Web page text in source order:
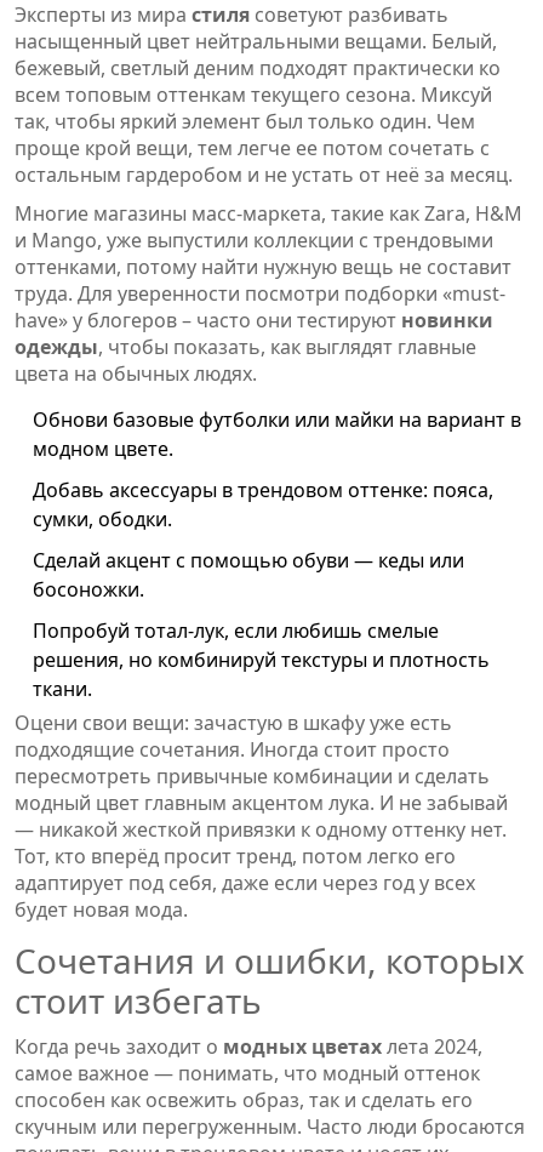
Эксперты из мира стиля советуют разбивать
насыщенный цвет нейтральными вещами. Белый,
бежевый, светлый деним подходят практически ко
всем топовым оттенкам текущего сезона. Миксуй
так, чтобы яркий элемент был только один. Чем
проще крой вещи, тем легче ее потом сочетать с
остальным гардеробом и не устать от неё за месяц.
Многие магазины масс-маркета, такие как Zara, H&M
и Mango, уже выпустили коллекции с трендовыми
оттенками, потому найти нужную вещь не составит
труда. Для уверенности посмотри подборки «must-
have» у блогеров – часто они тестируют новинки
одежды, чтобы показать, как выглядят главные
цвета на обычных людях.
Обнови базовые футболки или майки на вариант в
модном цвете.
Добавь аксессуары в трендовом оттенке: пояса,
сумки, ободки.
Сделай акцент с помощью обуви — кеды или
босоножки.
Попробуй тотал-лук, если любишь смелые
решения, но комбинируй текстуры и плотность
ткани.
Оцени свои вещи: зачастую в шкафу уже есть
подходящие сочетания. Иногда стоит просто
пересмотреть привычные комбинации и сделать
модный цвет главным акцентом лука. И не забывай
— никакой жесткой привязки к одному оттенку нет.
Тот, кто вперёд просит тренд, потом легко его
адаптирует под себя, даже если через год у всех
будет новая мода.
Сочетания и ошибки, которых
стоит избегать
Когда речь заходит о модных цветахлета 2024,
самое важное — понимать, что модный оттенок
способен как освежить образ, так и сделать его
скучным или перегруженным. Часто люди бросаются